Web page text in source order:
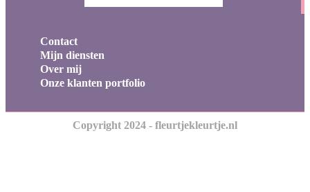
Contact
Mijn diensten
Over mij
Onze klanten portfolio
Copyright 2024 - fleurtjekleurtje.nl